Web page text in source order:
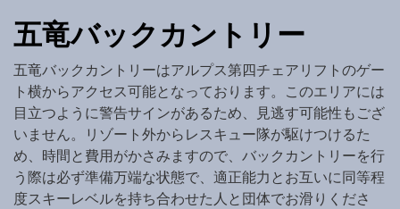
五竜バックカントリー
五竜バックカントリーはアルプス第四チェアリフトのゲー
ト横からアクセス可能となっております。このエリアには
目立つように警告サインがあるため、見逃す可能性もござ
いません。リゾート外からレスキュー隊が駆けつけるた
め、時間と費用がかさみますので、バックカントリーを行
う際は必ず準備万端な状態で、適正能力とお互いに同等程
度スキーレベルを持ち合わせた人と団体でお滑りくださ